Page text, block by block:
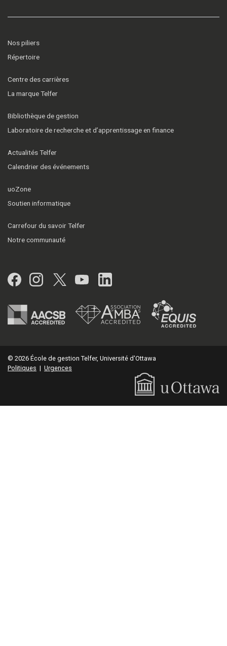
Nos piliers
Répertoire
Centre des carrières
La marque Telfer
Bibliothèque de gestion
Laboratoire de recherche et d’apprentissage en finance
Actualités Telfer
Calendrier des événements
uoZone
Soutien informatique
Carrefour du savoir Telfer
Notre communauté
Facebook
Instagram
Twitter
YouTubeLinkedIn
© 2026 École de gestion Telfer, Université d'Ottawa
Politiques | Urgences